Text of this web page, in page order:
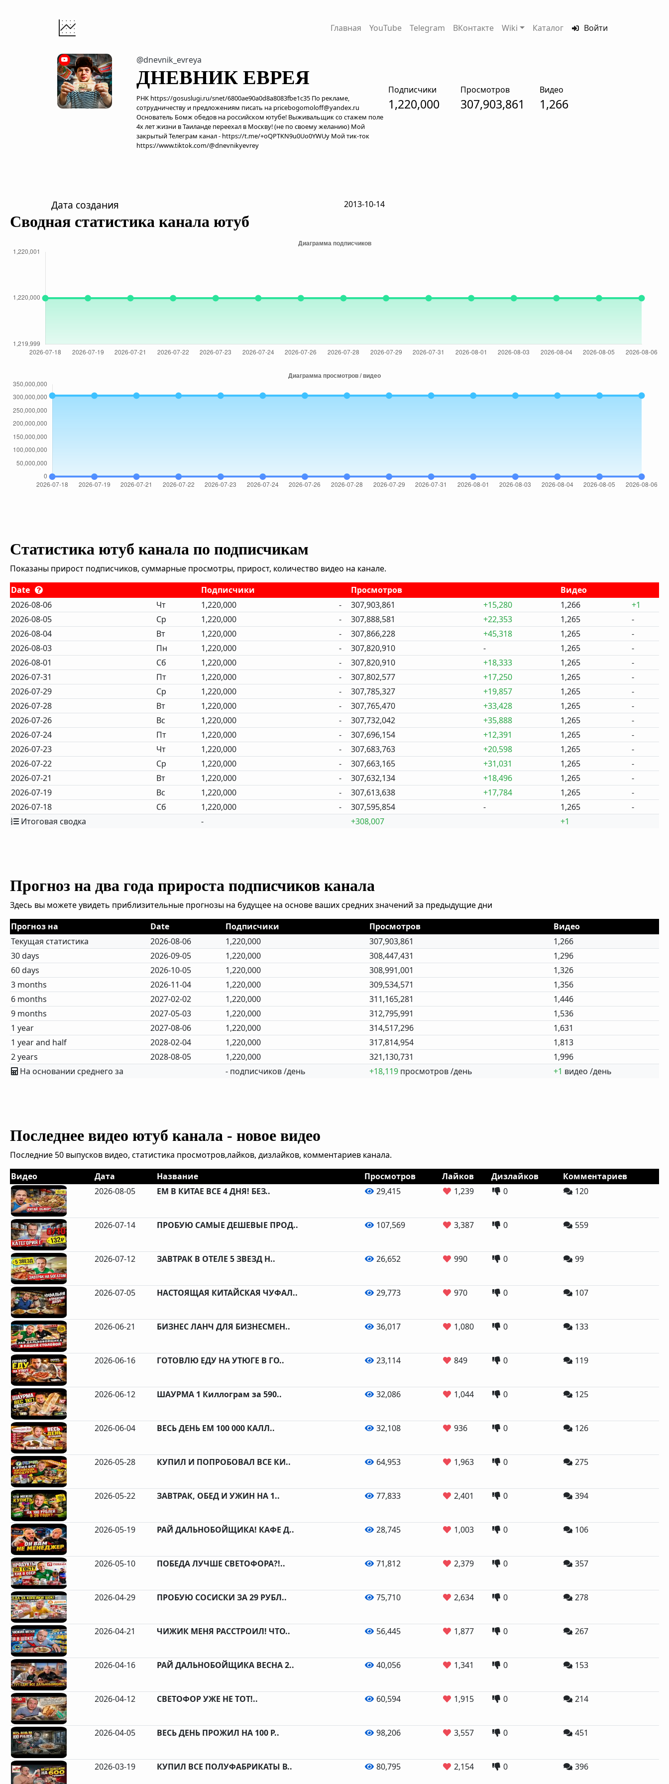
Главная YouTube Telegram ВКонтакте Wiki Каталог Войти
@dnevnik_evreya
ДНЕВНИК ЕВРЕЯ
РНК https://gosuslugi.ru/snet/6800ae90a0d8a8083fbe1c35 По рекламе,
сотрудничеству и предложениям писать на pricebogomoloff@yandex.ru
Основатель Бомж обедов на российском ютубе! Выживальщик со стажем поле
4х лет жизни в Таиланде переехал в Москву! (не по своему желанию) Мой
закрытый Телеграм канал - https://t.me/+oQPTKN9u0Uo0YWUy Мой тик-ток
https://www.tiktok.com/@dnevnikyevrey
Подписчики
1,220,000
Просмотров
307,903,861
Видео
1,266
Дата создания 2013-10-14
Сводная статистика канала ютуб
Статистика ютуб канала по подписчикам
Показаны прирост подписчиков, суммарные просмотры, прирост, количество видео на канале.
Date
Подписчики Просмотров
Видео
2026-08-06
Чт 1,220,000 - 307,903,861 +15,280 1,266
+1
2026-08-05
Ср 1,220,000 - 307,888,581 +22,353 1,265
-
2026-08-04
Вт 1,220,000 - 307,866,228 +45,318 1,265
-
2026-08-03
Пн 1,220,000 - 307,820,910 - 1,265
-
2026-08-01
Сб 1,220,000 - 307,820,910 +18,333 1,265
-
2026-07-31
Пт 1,220,000 - 307,802,577 +17,250 1,265
-
2026-07-29
Ср 1,220,000 - 307,785,327 +19,857 1,265
-
2026-07-28
Вт 1,220,000 - 307,765,470 +33,428 1,265
-
2026-07-26
Вс 1,220,000 - 307,732,042 +35,888 1,265
-
2026-07-24
Пт 1,220,000 - 307,696,154 +12,391 1,265
-
2026-07-23
Чт 1,220,000 - 307,683,763 +20,598 1,265
-
2026-07-22
Ср 1,220,000 - 307,663,165 +31,031 1,265
-
2026-07-21
Вт 1,220,000 - 307,632,134 +18,496 1,265
-
2026-07-19
Вс 1,220,000 - 307,613,638 +17,784 1,265
-
2026-07-18
Сб 1,220,000 - 307,595,854 - 1,265
-
Итоговая сводка
- +308,007 +1
Прогноз на два года прироста подписчиков канала
Здесь вы можете увидеть приблизительные прогнозы на будущее на основе ваших средних значений за предыдущие дни
Прогноз на
Date Подписчики Просмотров
Видео
Текущая статистика
2026-08-06 1,220,000 307,903,861
1,266
30 days
2026-09-05 1,220,000 308,447,431
1,296
60 days
2026-10-05 1,220,000 308,991,001
1,326
3 months
2026-11-04 1,220,000 309,534,571
1,356
6 months
2027-02-02 1,220,000 311,165,281
1,446
9 months
2027-05-03 1,220,000 312,795,991
1,536
1 year
2027-08-06 1,220,000 314,517,296
1,631
1 year and half
2028-02-04 1,220,000 317,814,954
1,813
2 years
2028-08-05 1,220,000 321,130,731
1,996
На основании среднего за
- подписчиков /день +18,119 просмотров /день +1 видео /день
Последнее видео ютуб канала - новое видео
Последние 50 выпусков видео, статистика просмотров,лайков, дизлайков, комментариев канала.
Видео
Дата Название Просмотров Лайков Дизлайков
Комментариев
2026-08-05
ЕМ В КИТАЕ ВСЕ 4 ДНЯ! БЕЗ.. 29,415 1,239 0 120
2026-07-14 ПРОБУЮ САМЫЕ ДЕШЕВЫЕ ПРОД.. 107,569 3,387 0 559
2026-07-12 ЗАВТРАК В ОТЕЛЕ 5 ЗВЕЗД Н.. 26,652 990 0 99
2026-07-05 НАСТОЯЩАЯ КИТАЙСКАЯ ЧУФАЛ.. 29,773 970 0 107
2026-06-21 БИЗНЕС ЛАНЧ ДЛЯ БИЗНЕСМЕН.. 36,017 1,080 0 133
2026-06-16 ГОТОВЛЮ ЕДУ НА УТЮГЕ В ГО.. 23,114 849 0 119
2026-06-12 ШАУРМА 1 Киллограм за 590.. 32,086 1,044 0 125
2026-06-04 ВЕСЬ ДЕНЬ ЕМ 100 000 КАЛЛ.. 32,108 936 0 126
2026-05-28 КУПИЛ И ПОПРОБОВАЛ ВСЕ КИ.. 64,953 1,963 0 275
2026-05-22 ЗАВТРАК, ОБЕД И УЖИН НА 1.. 77,833 2,401 0 394
2026-05-19 РАЙ ДАЛЬНОБОЙЩИКА! КАФЕ Д.. 28,745 1,003 0 106
2026-05-10 ПОБЕДА ЛУЧШЕ СВЕТОФОРА?!.. 71,812 2,379 0 357
2026-04-29 ПРОБУЮ СОСИСКИ ЗА 29 РУБЛ.. 75,710 2,634 0 278
2026-04-21 ЧИЖИК МЕНЯ РАССТРОИЛ! ЧТО.. 56,445 1,877 0 267
2026-04-16 РАЙ ДАЛЬНОБОЙЩИКА ВЕСНА 2.. 40,056 1,341 0 153
2026-04-12 СВЕТОФОР УЖЕ НЕ ТОТ!.. 60,594 1,915 0 214
2026-04-05 ВЕСЬ ДЕНЬ ПРОЖИЛ НА 100 Р.. 98,206 3,557 0 451
2026-03-19 КУПИЛ ВСЕ ПОЛУФАБРИКАТЫ В.. 80,795 2,154 0 396